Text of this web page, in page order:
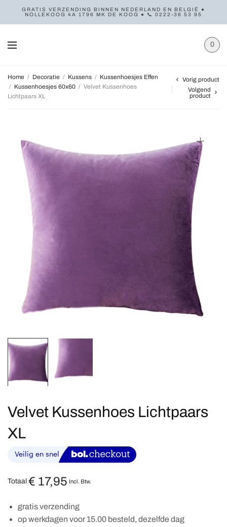
GRATIS VERZENDING BINNEN NEDERLAND EN BELGIË ●
NOLLEKOOG 4A 1796 MK DE KOOG ● 📞 0222-36 53 95
0
Home / Decoratie / Kussens / Kussenhoesjes Effen
/ Kussenhoesjes 60x60 / Velvet Kussenhoes
Lichtpaars XL
Vorig product
Volgend
product
Velvet Kussenhoes Lichtpaars
XL
Totaal € 17,95 Incl. Btw.
gratis verzending
op werkdagen voor 15.00 besteld, dezelfde dag